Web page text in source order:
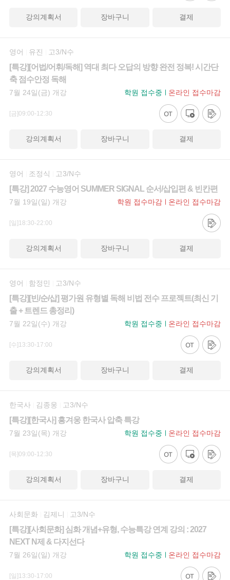
강의계획서 장바구니 결제
영어 유진 고3/N수
[특강][어법/어휘/독해] 역대 최다 오답의 방향 완전 정복! 시간단
축 점수안정 독해
7월 24일(금) 개강 학원 접수중 온라인 접수마감
[금]09:00-12:30
강의계획서 장바구니 결제
영어 조정식 고3/N수
[특강] 2027 수능영어 SUMMER SIGNAL 순서/삽입편 & 빈칸편
7월 19일(일) 개강 학원 접수마감 온라인 접수마감
[일]18:30-22:00
강의계획서 장바구니 결제
영어 함정민 고3/N수
[특강][빈/순/삽] 평가원 유형별 독해 비법 전수 프로젝트(최신 기
출 + 트렌드 총정리)
7월 22일(수) 개강 학원 접수중 온라인 접수마감
[수]13:30-17:00
강의계획서 장바구니 결제
한국사 김종웅 고3/N수
[특강][한국사] 흥겨웅 한국사 압축 특강
7월 23일(목) 개강 학원 접수중 온라인 접수마감
[목]09:00-12:30
강의계획서 장바구니 결제
사회문화 김제니 고3/N수
[특강][사회문화] 심화 개념+유형, 수능특강 연계 강의 : 2027
NEXT N제 & 다지선다
7월 26일(일) 개강 학원 접수중 온라인 접수마감
[일]13:30-17:00